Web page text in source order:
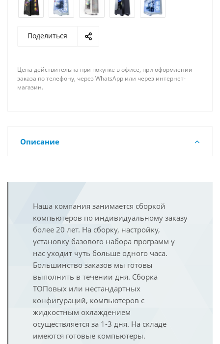
Поделиться
Цена действительна при покупке в офисе, при оформлении
заказа по телефону, через WhatsApp или через интернет-
магазин.
Описание
Наша компания занимается сборкой
компьютеров по индивидуальному заказу
более 20 лет. На сборку, настройку,
установку базового набора программ у
нас уходит чуть больше одного часа.
Большинство заказов мы готовы
выполнить в течении дня. Сборка
ТОПовых или нестандартных
конфигураций, компьютеров с
жидкостным охлаждением
осуществляется за 1-3 дня. На складе
имеются готовые компьютеры.